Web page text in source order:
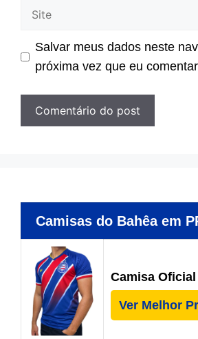
Site
Salvar meus dados neste
próxima vez que eu
Camisas do Bahêa em
Camisa Oficial
Ver Melhor